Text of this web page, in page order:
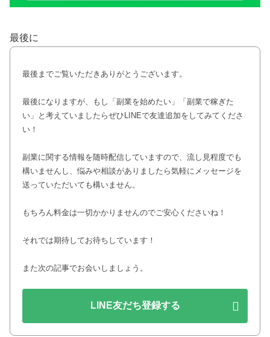
最後に
最後までご覧いただきありがとうございます。
最後になりますが、もし「副業を始めたい」「副業で稼ぎた
い」と考えていましたらぜひLINEで友達追加をしてみてくださ
い！
副業に関する情報を随時配信していますので、流し見程度でも
構いませんし、悩みや相談がありましたら気軽にメッセージを
送っていただいても構いません。
もちろん料金は一切かかりませんのでご安心くださいね！
それでは期待してお待ちしています！
また次の記事でお会いしましょう。
LINE友だち登録する